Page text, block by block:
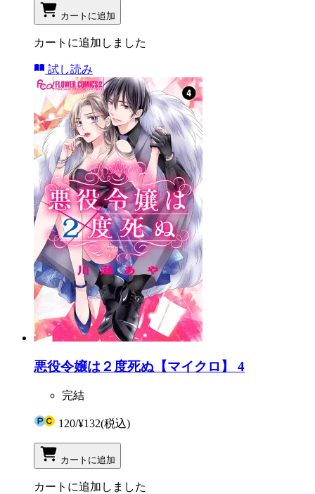
カートに追加
カートに追加しました
試し読み
悪役令嬢は２度死ぬ【マイクロ】 4
完結
120/¥132(税込)
カートに追加
カートに追加しました